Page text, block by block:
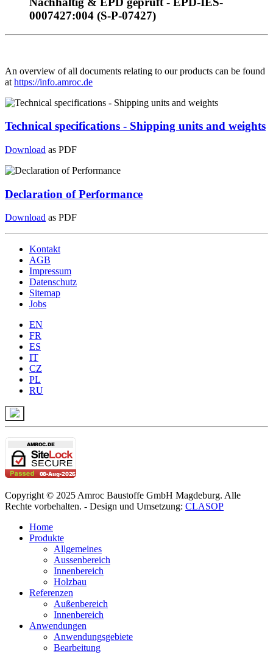
0007427:004 (S-P-07427)
An overview of all documents relating to our products can be found
at https://info.amroc.de
Technical specifications - Shipping units and weights
Download as PDF
Declaration of Performance
Download as PDF
Kontakt
AGB
Impressum
Datenschutz
Sitemap
Jobs
EN
FR
ES
IT
CZ
PL
RU
Copyright © 2025 Amroc Baustoffe GmbH Magdeburg. Alle
Rechte vorbehalten. - Design und Umsetzung: CLASOP
Home
Produkte
Allgemeines
Aussenbereich
Innenbereich
Holzbau
Referenzen
Außenbereich
Innenbereich
Anwendungen
Anwendungsgebiete
Bearbeitung